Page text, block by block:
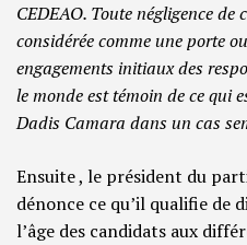
CEDEAO. Toute négligence
considérée comme une porte
engagements initiaux des
le monde est témoin de ce qui
Dadis Camara dans un cas
Ensuite , le président du
dénonce ce qu’il qualifie de
l’âge des candidats aux